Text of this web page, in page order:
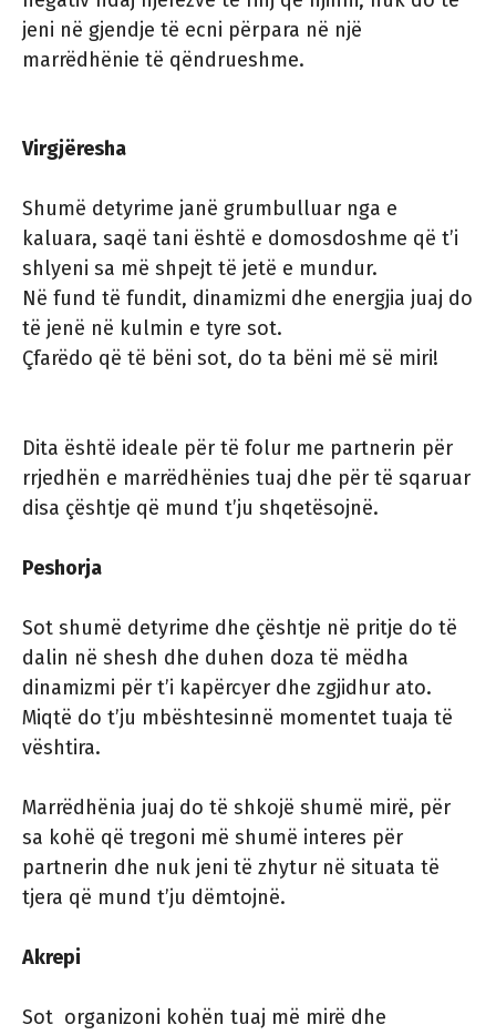
jeni në gjendje të ecni përpara në një
marrëdhënie të qëndrueshme.
Virgjëresha
Shumë detyrime janë grumbulluar nga e
kaluara, saqë tani është e domosdoshme që t’i
shlyeni sa më shpejt të jetë e mundur.
Në fund të fundit, dinamizmi dhe energjia juaj do
të jenë në kulmin e tyre sot.
Çfarëdo që të bëni sot, do ta bëni më së miri!
Dita është ideale për të folur me partnerin për
rrjedhën e marrëdhënies tuaj dhe për të sqaruar
disa çështje që mund t’ju shqetësojnë.
Peshorja
Sot shumë detyrime dhe çështje në pritje do të
dalin në shesh dhe duhen doza të mëdha
dinamizmi për t’i kapërcyer dhe zgjidhur ato.
Miqtë do t’ju mbështesinnë momentet tuaja të
vështira.
Marrëdhënia juaj do të shkojë shumë mirë, për
sa kohë që tregoni më shumë interes për
partnerin dhe nuk jeni të zhytur në situata të
tjera që mund t’ju ​​dëmtojnë.
Akrepi
Sot organizoni kohën tuaj më mirë dhe